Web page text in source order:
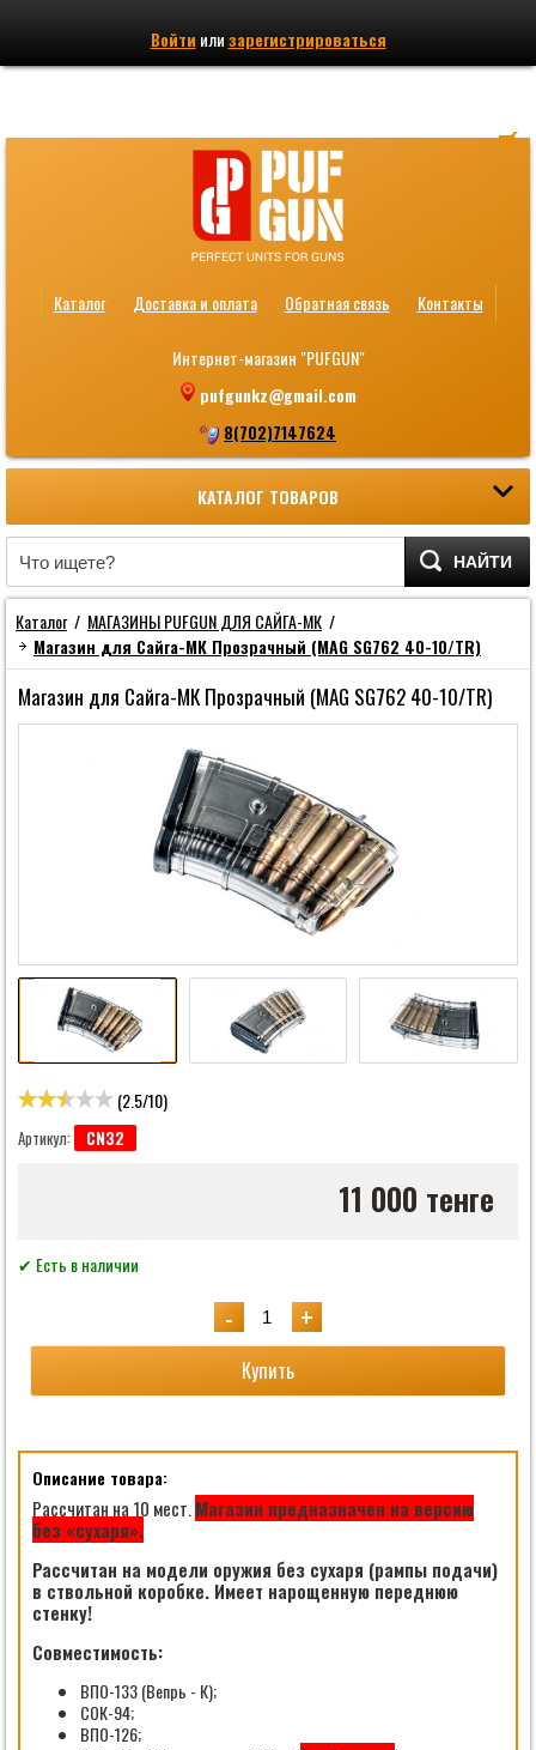
Войти илизарегистрироваться
Каталог Доставка и оплата Обратная связь Контакты
Интернет-магазин "PUFGUN"
pufgunkz@gmail.com
8(702)7147624
КАТАЛОГ ТОВАРОВ
НАЙТИ
Каталог / МАГАЗИНЫ PUFGUN ДЛЯ САЙГА-МК /
Магазин для Сайга-МК Прозрачный (MAG SG762 40-10/TR)
Магазин для Сайга-МК Прозрачный (MAG SG762 40-10/TR)
(2.5/10)
Артикул: CN32
11 000 тенге
✔ Есть в наличии
+
-
Купить
Описание товара:
Рассчитан на 10 мест.Магазин предназначен на версию
без «сухаря».
Рассчитан на модели оружия без сухаря (рампы подачи)
в ствольной коробке. Имеет нарощенную переднюю
стенку!
Совместимость:
ВПО-133 (Вепрь - К);
СОК-94;
ВПО-126;